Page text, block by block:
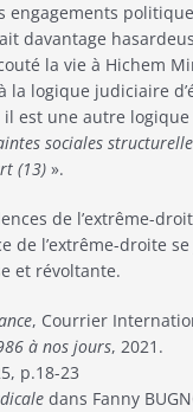
davantage
la vie à Hichem
logique judiciaire
est une autre
sociales
(13) ».
de l’extrême-
l’extrême-droite
et révoltante.
, Courrier
à nos jours, 2021.
p.18-23
dans Fanny